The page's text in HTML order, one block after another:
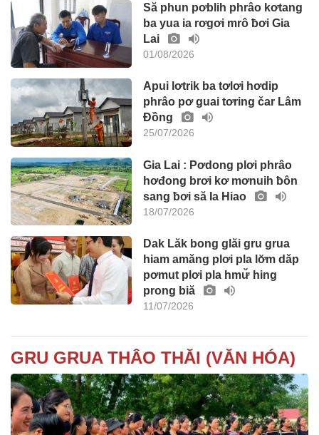
Să phun pơblih phrâo kơtang
ba yua ia rơgơi mrô ƀơi Gia
Lai
01/08/2026
Apui lơtrik ba tơlơi hơdip
phrâo pơ guai tơring čar Lâm
Đồng
25/07/2026
Gia Lai : Pơdong plơi phrâo
hơđong brơi kơ mơnuih ƀôn
sang ƀơi să Ia Hiao
18/07/2026
Dak Lăk bong glăi gru grua
hiam amăng plơi pla lơ̆m dăp
pơmut plơi pla hmư̆ hing
prong biă
11/07/2026
GRU GRUA THÂO THĂI (VĂN HÓA)